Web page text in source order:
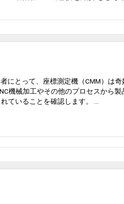
にとって、座標測定機（CMM）は
機械加工やその他のプロセスから
ていることを確認します。 ...